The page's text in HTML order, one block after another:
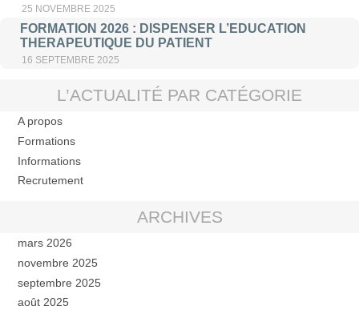
25 NOVEMBRE 2025
FORMATION 2026 : DISPENSER L’EDUCATION
THERAPEUTIQUE DU PATIENT
16 SEPTEMBRE 2025
L’ACTUALITÉ PAR CATÉGORIE
A propos
Formations
Informations
Recrutement
ARCHIVES
mars 2026
novembre 2025
septembre 2025
août 2025